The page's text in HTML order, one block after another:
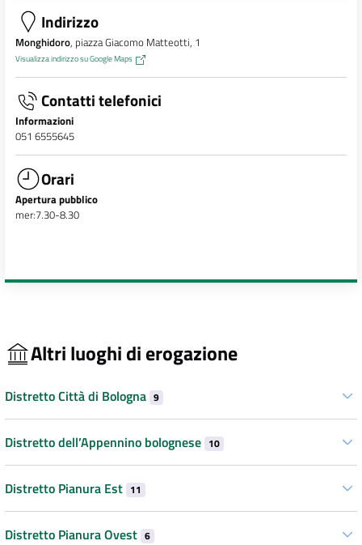
Indirizzo
Monghidoro, piazza Giacomo Matteotti, 1
Visualizza indirizzo su Google Maps
Contatti telefonici
Informazioni
051 6555645
Orari
Apertura pubblico
mer:7.30-8.30
Altri luoghi di erogazione
Distretto Città di Bologna 9
Distretto dell’Appennino bolognese 10
Distretto Pianura Est 11
Distretto Pianura Ovest 6